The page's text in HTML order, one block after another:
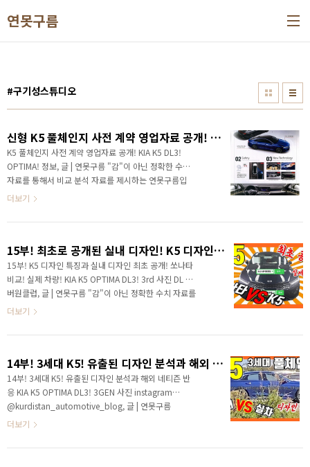
연못구름
#구기성스튜디오
신형 K5 풀체인지 사전 계약 영업자료 공개! KIA K5 DL3! ​OPTIMA!
K5 풀체인지 사전 계약 영업자료 공개! KIA K5 DL3! ​
OPTIMA! 정보, 글 | 연못구름 "감"이 아닌 정확한 수치
자료를 통해서 비교 분석 자료를 제시하는 연못구름입
니다! 안녕하세요? 연못구름입니다. 지난주에 3세대 K5
은 크게 술렁거렸습니다. 역대급 디자인이라고 평가를
욱 멋지다라는 평가를 받았으니 이슈가 되는 건 당연한
것이라고 생각합니다. 신형 K5는 21일 목요일 부터 사
전 계약을 시작하는데, 얼마나 높은 판매량을 보여주게
될지 벌써부터 기대가 된다고 할 수 있습니다. 정식 사전
가격표입니다. 내비게이션을 포함한 실내 디자인도 일..
더보기
15부! 최초로 공개된 실내 디자인! K5 디자인과 쏘나타 비교! 실제 차량! KIA K5 OPTIMA DL3! 3rd 풀체인지
15부! K5 디자인 특징과 실내 디자인 최초 공개! 쏘나타
비교! 실제 차량! KIA K5 OPTIMA DL3! 3rd 사진 DL 넘
버원클럽, 글 | 연못구름 "감"이 아닌 정확한 수치 자료를
통해서 비교 분석 자료를 제시하는 연못구름입니다! 안녕
면서 국내 자동차 커뮤니티는 하루 종일 K5 이야기로 뜨
디자인에 있어서 좋은 평가를 받았는데, 3세대 K5는 그
중에서도 최고라는 평가를 받고 있습니다. 공개되고 유튜
브 채널 커뮤니티에 관련 소식을 알려드렸는데, 순식간에
200여 개에 댓글 반응이 달렸습니다. 네티즌의 반응은
니다. # 디테일한 유튜브 ..
더보기
14부! 3세대 K5! 유출된 디자인 분석과 해외 네티즌 반응 KIA K5 OPTIMA DL3! 3GEN
14부! 3세대 K5! 유출된 디자인 분석과 해외 네티즌 반
응 KIA K5 OPTIMA DL3! 3GEN 사진 instagram
@kurdistan_automotive_blog, 글 | 연못구름
"감"이 아닌 정확한 수치 자료를 통해서 비교 분석 자료
니다. 요즘 기아차 너무 잘하고 있죠? 디자인의 진수를
더보기